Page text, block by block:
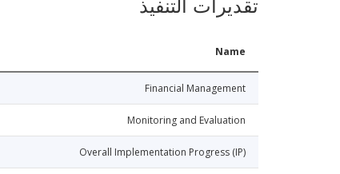
تقديرات التنفيذ
Name
Financial Management
Monitoring and Evaluation
Overall Implementation Progress (IP)